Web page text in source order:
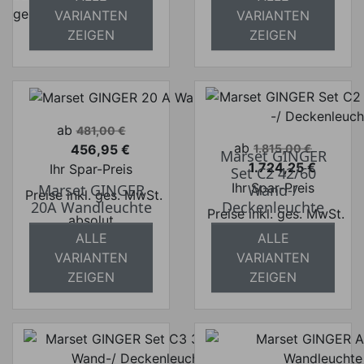
absolut
versandkostenfrei
VARIANTEN
ZEIGEN
versandkostenfrei
VARIANTEN
ZEIGEN
Verkaufspreis
ab 481,00 €
Preis
456,95 €
Ihr Spar-Preis
Preise inkl. ges. MwSt.
absolut
versandkostenfrei
Marset GINGER
20A Wandleuchte
ALLE
VARIANTEN
ZEIGEN
Verkaufspreis
ab 1.815,00 €
Preis
1.724,25 €
Ihr Spar-Preis
Preise inkl. ges. MwSt.
absolut
versandkostenfrei
Marset GINGER
Set C2 42/60
Wand-/
Deckenleuchte
ALLE
VARIANTEN
ZEIGEN